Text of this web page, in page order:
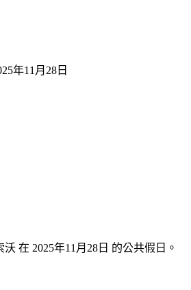
年11月28日
在 2025年11月28日 的公共假日。